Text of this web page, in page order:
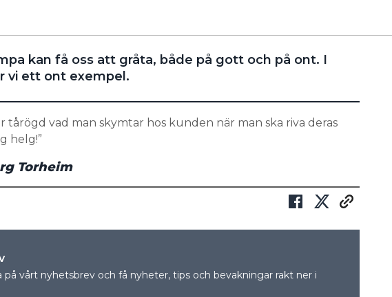
kan få oss att gråta, både på gott och på ont. I
vi ett ont exempel.
tårögd vad man skymtar hos kunden när man ska riva deras
helg!”
Torheim
på vårt nyhetsbrev och få nyheter, tips och bevakningar rakt ner i